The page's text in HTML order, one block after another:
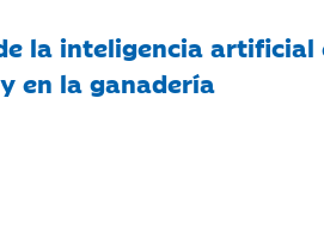
la inteligencia artificial
en la ganadería